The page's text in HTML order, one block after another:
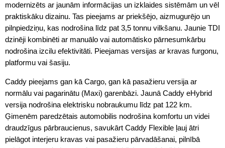
modernizēts ar jaunām informācijas un izklaides sistēmām un vēl
praktiskāku dizainu. Tas pieejams ar priekšējo, aizmugurējo un
pilnpiedziņu, kas nodrošina līdz pat 3,5 tonnu vilkšanu. Jaunie TDI
dzinēji kombinēti ar manuālo vai automātisko pārnesumkārbu
nodrošina izcilu efektivitāti. Pieejamas versijas ar kravas furgonu,
platformu vai šasiju.
Caddy pieejams gan kā Cargo, gan kā pasažieru versija ar
normālu vai pagarinātu (Maxi) garenbāzi. Jaunā Caddy eHybrid
versija nodrošina elektrisku nobraukumu līdz pat 122 km.
Ģimenēm paredzētais automobilis nodrošina komfortu un videi
draudzīgus pārbraucienus, savukārt Caddy Flexible ļauj ātri
pielāgot interjeru kravas vai pasažieru pārvadāšanai, pilnībā